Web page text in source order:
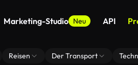
Marketing-Studio Neu API
Reisen Der Transport